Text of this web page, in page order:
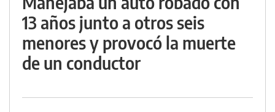
13 años junto a otros seis
menores y provocó la muerte
de un conductor